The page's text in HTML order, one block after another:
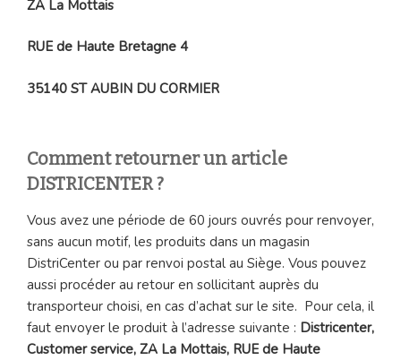
ZA La Mottais
RUE de Haute Bretagne 4
35140 ST AUBIN DU CORMIER
Comment retourner un article
DISTRICENTER ?
Vous avez une période de 60 jours ouvrés pour renvoyer,
sans aucun motif, les produits dans un magasin
DistriCenter ou par renvoi postal au Siège. Vous pouvez
aussi procéder au retour en sollicitant auprès du
transporteur choisi, en cas d’achat sur le site. Pour cela, il
faut envoyer le produit à l’adresse suivante : Districenter,
Customer service, ZA La Mottais, RUE de Haute